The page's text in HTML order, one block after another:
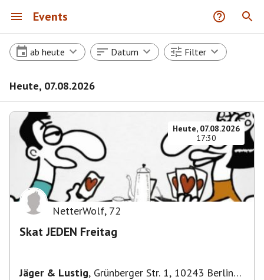
Events
ab heute Datum Filter
Heute, 07.08.2026
Heute, 07.08.2026
17:30
NetterWolf, 72
Skat JEDEN Freitag
Jäger & Lustig, Grünberger Str. 1, 10243 Berlin-